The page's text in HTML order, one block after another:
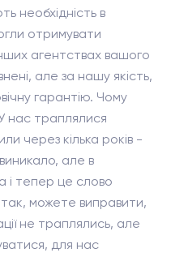
необхідність в
отримувати
агентствах вашого
але за нашу якість,
гарантію. Чому
нас траплялися
через кілька років -
але в
і тепер це слово
можете виправити,
не траплялись, але
для нас